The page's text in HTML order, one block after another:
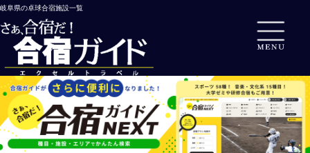
岐阜県の卓球合宿施設一覧